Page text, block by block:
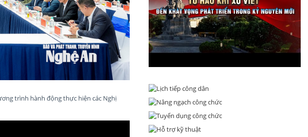
trình hành động thực hiện các Nghị